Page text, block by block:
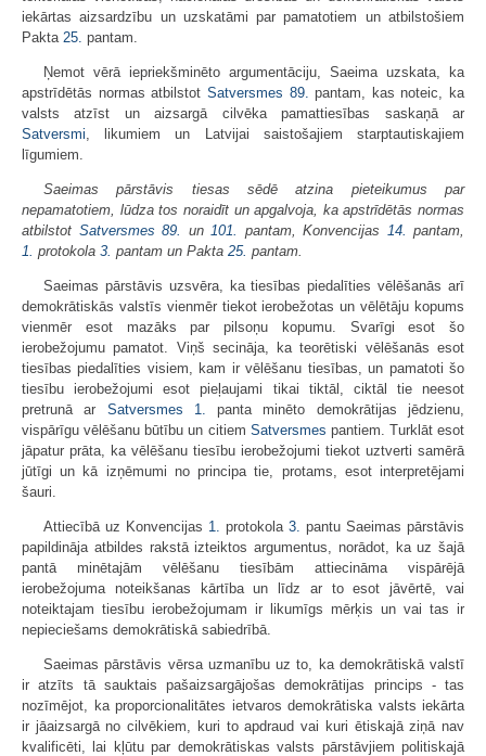
iekārtas aizsardzību un uzskatāmi par pamatotiem un atbilstošiem
Pakta 25. pantam.
Ņemot vērā iepriekšminēto argumentāciju, Saeima uzskata, ka
apstrīdētās normas atbilstot Satversmes 89. pantam, kas noteic, ka
valsts atzīst un aizsargā cilvēka pamattiesības saskaņā ar
Satversmi, likumiem un Latvijai saistošajiem starptautiskajiem
līgumiem.
Saeimas pārstāvis tiesas sēdē atzina pieteikumus par
nepamatotiem, lūdza tos noraidīt un apgalvoja, ka apstrīdētās normas
atbilstot Satversmes 89. un 101. pantam, Konvencijas 14. pantam,
1. protokola 3. pantam un Pakta 25. pantam.
Saeimas pārstāvis uzsvēra, ka tiesības piedalīties vēlēšanās arī
demokrātiskās valstīs vienmēr tiekot ierobežotas un vēlētāju kopums
vienmēr esot mazāks par pilsoņu kopumu. Svarīgi esot šo
ierobežojumu pamatot. Viņš secināja, ka teorētiski vēlēšanās esot
tiesības piedalīties visiem, kam ir vēlēšanu tiesības, un pamatoti šo
tiesību ierobežojumi esot pieļaujami tikai tiktāl, ciktāl tie neesot
pretrunā ar Satversmes 1. panta minēto demokrātijas jēdzienu,
vispārīgu vēlēšanu būtību un citiem Satversmes pantiem. Turklāt esot
jāpatur prāta, ka vēlēšanu tiesību ierobežojumi tiekot uztverti samērā
jūtīgi un kā izņēmumi no principa tie, protams, esot interpretējami
šauri.
Attiecībā uz Konvencijas 1. protokola 3. pantu Saeimas pārstāvis
papildināja atbildes rakstā izteiktos argumentus, norādot, ka uz šajā
pantā minētajām vēlēšanu tiesībām attiecināma vispārējā
ierobežojuma noteikšanas kārtība un līdz ar to esot jāvērtē, vai
noteiktajam tiesību ierobežojumam ir likumīgs mērķis un vai tas ir
nepieciešams demokrātiskā sabiedrībā.
Saeimas pārstāvis vērsa uzmanību uz to, ka demokrātiskā valstī
ir atzīts tā sauktais pašaizsargājošas demokrātijas princips - tas
nozīmējot, ka proporcionalitātes ietvaros demokrātiska valsts iekārta
ir jāaizsargā no cilvēkiem, kuri to apdraud vai kuri ētiskajā ziņā nav
kvalificēti, lai kļūtu par demokrātiskas valsts pārstāvjiem politiskajā